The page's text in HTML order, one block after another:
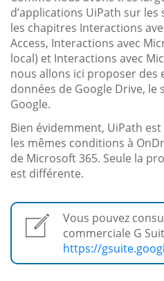
d’applications UiPath sur
les chapitres Interactions
Access, Interactions avec
local) et Interactions avec
nous allons ici proposer des
données de Google Drive, le
Google.
Bien évidemment, UiPath est
les mêmes conditions à
de Microsoft 365. Seule la
est différente.
Vous pouvez
commerciale G
https://